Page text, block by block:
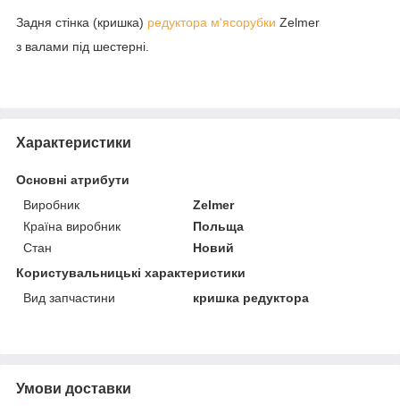
Задня стінка (кришка) редуктора м'ясорубки Zelmer
з валами під шестерні.
Характеристики
Основні атрибути
Виробник
Zelmer
Країна виробник
Польща
Стан
Новий
Користувальницькі характеристики
Вид запчастини
кришка редуктора
Умови доставки